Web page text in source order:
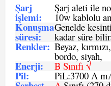
Şarj
işlemi:
Şarj aleti ile
10w kablolu
Konuşma
süresi:
Genelde
kadar süre
Renkler: Beyaz,
bordo, siyah,
Enerji: B Sınıfı √
Pil: PiL:3700 A